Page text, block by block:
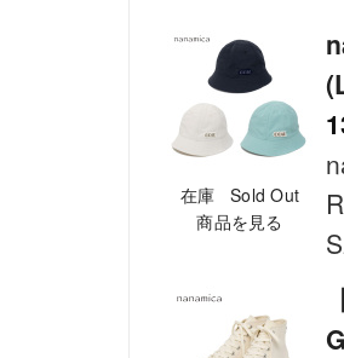
在庫 Sold Out
商品を見る